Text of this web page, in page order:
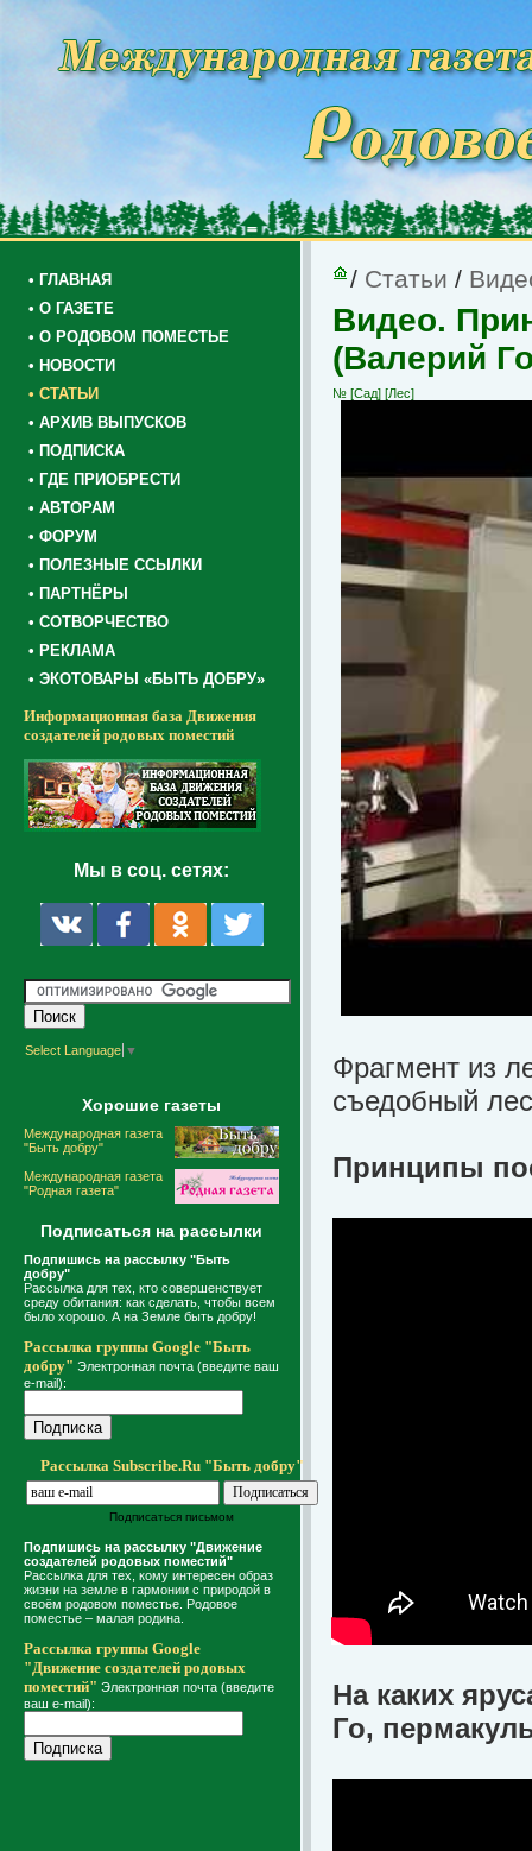
• ГЛАВНАЯ
• О ГАЗЕТЕ
• О РОДОВОМ ПОМЕСТЬЕ
• НОВОСТИ
• СТАТЬИ
• АРХИВ ВЫПУСКОВ
• ПОДПИСКА
• ГДЕ ПРИОБРЕСТИ
• АВТОРАМ
• ФОРУМ
• ПОЛЕЗНЫЕ ССЫЛКИ
• ПАРТНЁРЫ
• СОТВОРЧЕСТВО
• РЕКЛАМА
• ЭКОТОВАРЫ «БЫТЬ ДОБРУ»
Информационная база Движения
создателей родовых поместий
Мы в соц. сетях:
Select Language ▼
Хорошие газеты
Международная газета
"Быть добру"
Международная газета
"Родная газета"
Подписаться на рассылки
Подпишись на рассылку "Быть
добру"
Рассылка для тех, кто совершенствует
среду обитания: как сделать, чтобы всем
было хорошо. А на Земле быть добру!
Рассылка группы Google "Быть
добру" Электронная почта (введите ваш
e-mail):
Рассылка Subscribe.Ru "Быть добру"
Подписаться письмом
Подпишись на рассылку "Движение
создателей родовых поместий"
Рассылка для тех, кому интересен образ
жизни на земле в гармонии с природой в
своём родовом поместье. Родовое
поместье – малая родина.
Рассылка группы Google
"Движение создателей родовых
поместий" Электронная почта (введите
ваш e-mail):
/ Статьи /
Видео.
(Валерий
№ [Сад] [Лес]
Фрагмент из
съедобный
Принципы
На каких
Го,